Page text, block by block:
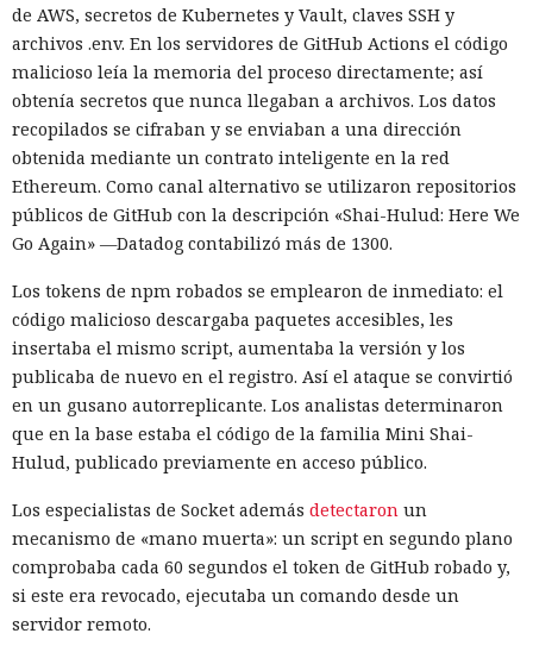
fecha en que lo retirará de
Android.
16:31 / 06.08.2026
Millones de dispositivos pasarán obligatoriamente a Gemini.
Google Assistant empezará a desaparecer de los teléfonos
inteligentes y tabletas con Android el 4 de septiembre de
2026. Tras la desactivación, los usuarios ya no podrán
de AWS, secretos de Kubernetes y Vault, claves SSH y
archivos .env. En los servidores de GitHub Actions el código
malicioso leía la memoria del proceso directamente; así
obtenía secretos que nunca llegaban a archivos. Los datos
recopilados se cifraban y se enviaban a una dirección
obtenida mediante un contrato inteligente en la red
Ethereum. Como canal alternativo se utilizaron repositorios
públicos de GitHub con la descripción «Shai-Hulud: Here We
Go Again» —Datadog contabilizó más de 1300.
Los tokens de npm robados se emplearon de inmediato: el
código malicioso descargaba paquetes accesibles, les
insertaba el mismo script, aumentaba la versión y los
publicaba de nuevo en el registro. Así el ataque se convirtió
en un gusano autorreplicante. Los analistas determinaron
que en la base estaba el código de la familia Mini Shai-
Hulud, publicado previamente en acceso público.
Los especialistas de Socket además detectaron un
mecanismo de «mano muerta»: un script en segundo plano
comprobaba cada 60 segundos el token de GitHub robado y,
si este era revocado, ejecutaba un comando desde un
servidor remoto.